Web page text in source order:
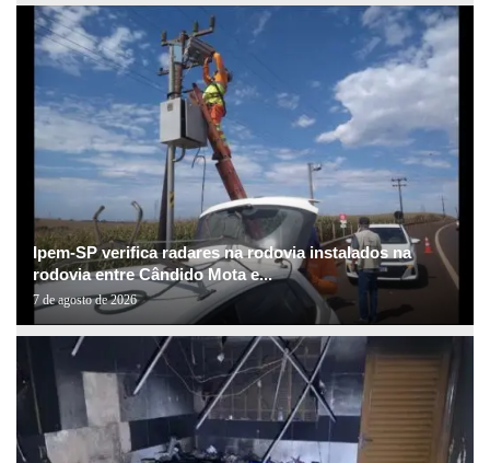
Ipem-SP verifica radares na rodovia instalados na
rodovia entre Cândido Mota e...
7 de agosto de 2026